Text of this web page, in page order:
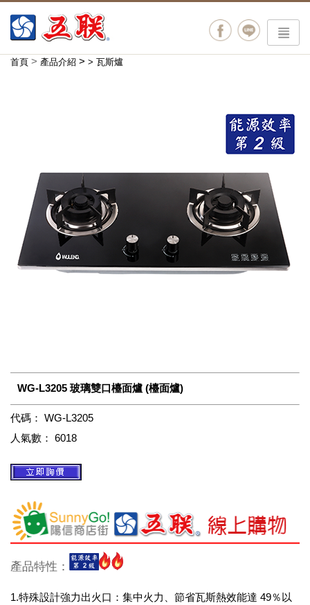
menu
首頁 > 產品介紹 > > 瓦斯爐
WG-L3205 玻璃雙口檯面爐 (檯面爐)
代碼： WG-L3205
人氣數： 6018
產品特性：
1.特殊設計強力出火口：集中火力、節省瓦斯熱效能達 49％以